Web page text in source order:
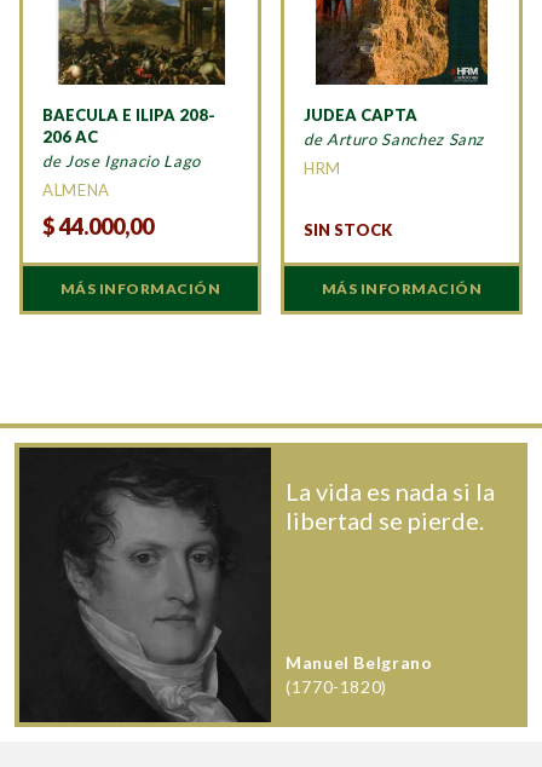
BAECULA E ILIPA 208-
206 AC
de Jose Ignacio Lago
ALMENA
$44.000,00
MÁS INFORMACIÓN
JUDEA CAPTA
de Arturo Sanchez Sanz
HRM
SIN STOCK
MÁS INFORMACIÓN
La vida es nada si la
libertad se pierde.
Manuel Belgrano
(1770-1820)